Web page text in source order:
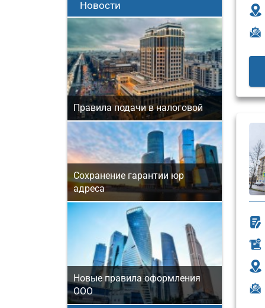
Новости
Правила подачи в налоговой
Сохранение гарантии юр
адреса
Новые правила оформления
ООО